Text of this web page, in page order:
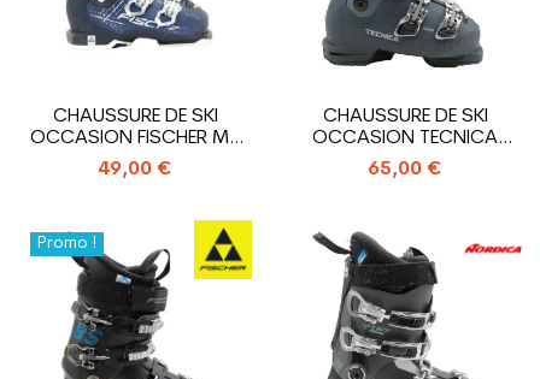
CHAUSSURE DE SKI
OCCASION FISCHER MY
RC PRO 80 XTR
49,00 €
CHAUSSURE DE SKI
OCCASION TECNICA
MACH SPORT RT MV W
65,00 €
Promo !